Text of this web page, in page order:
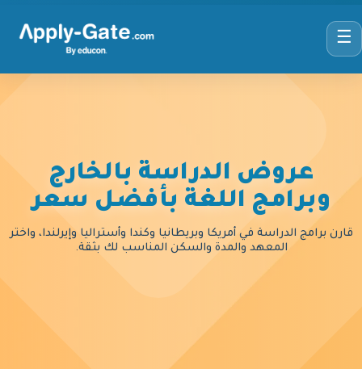
☰
عروض الدراسة بالخارج
وبرامج اللغة بأفضل سعر
قارن برامج الدراسة في أمريكا وبريطانيا وكندا وأستراليا وإيرلندا، واختر
المعهد والمدة والسكن المناسب لك بثقة.